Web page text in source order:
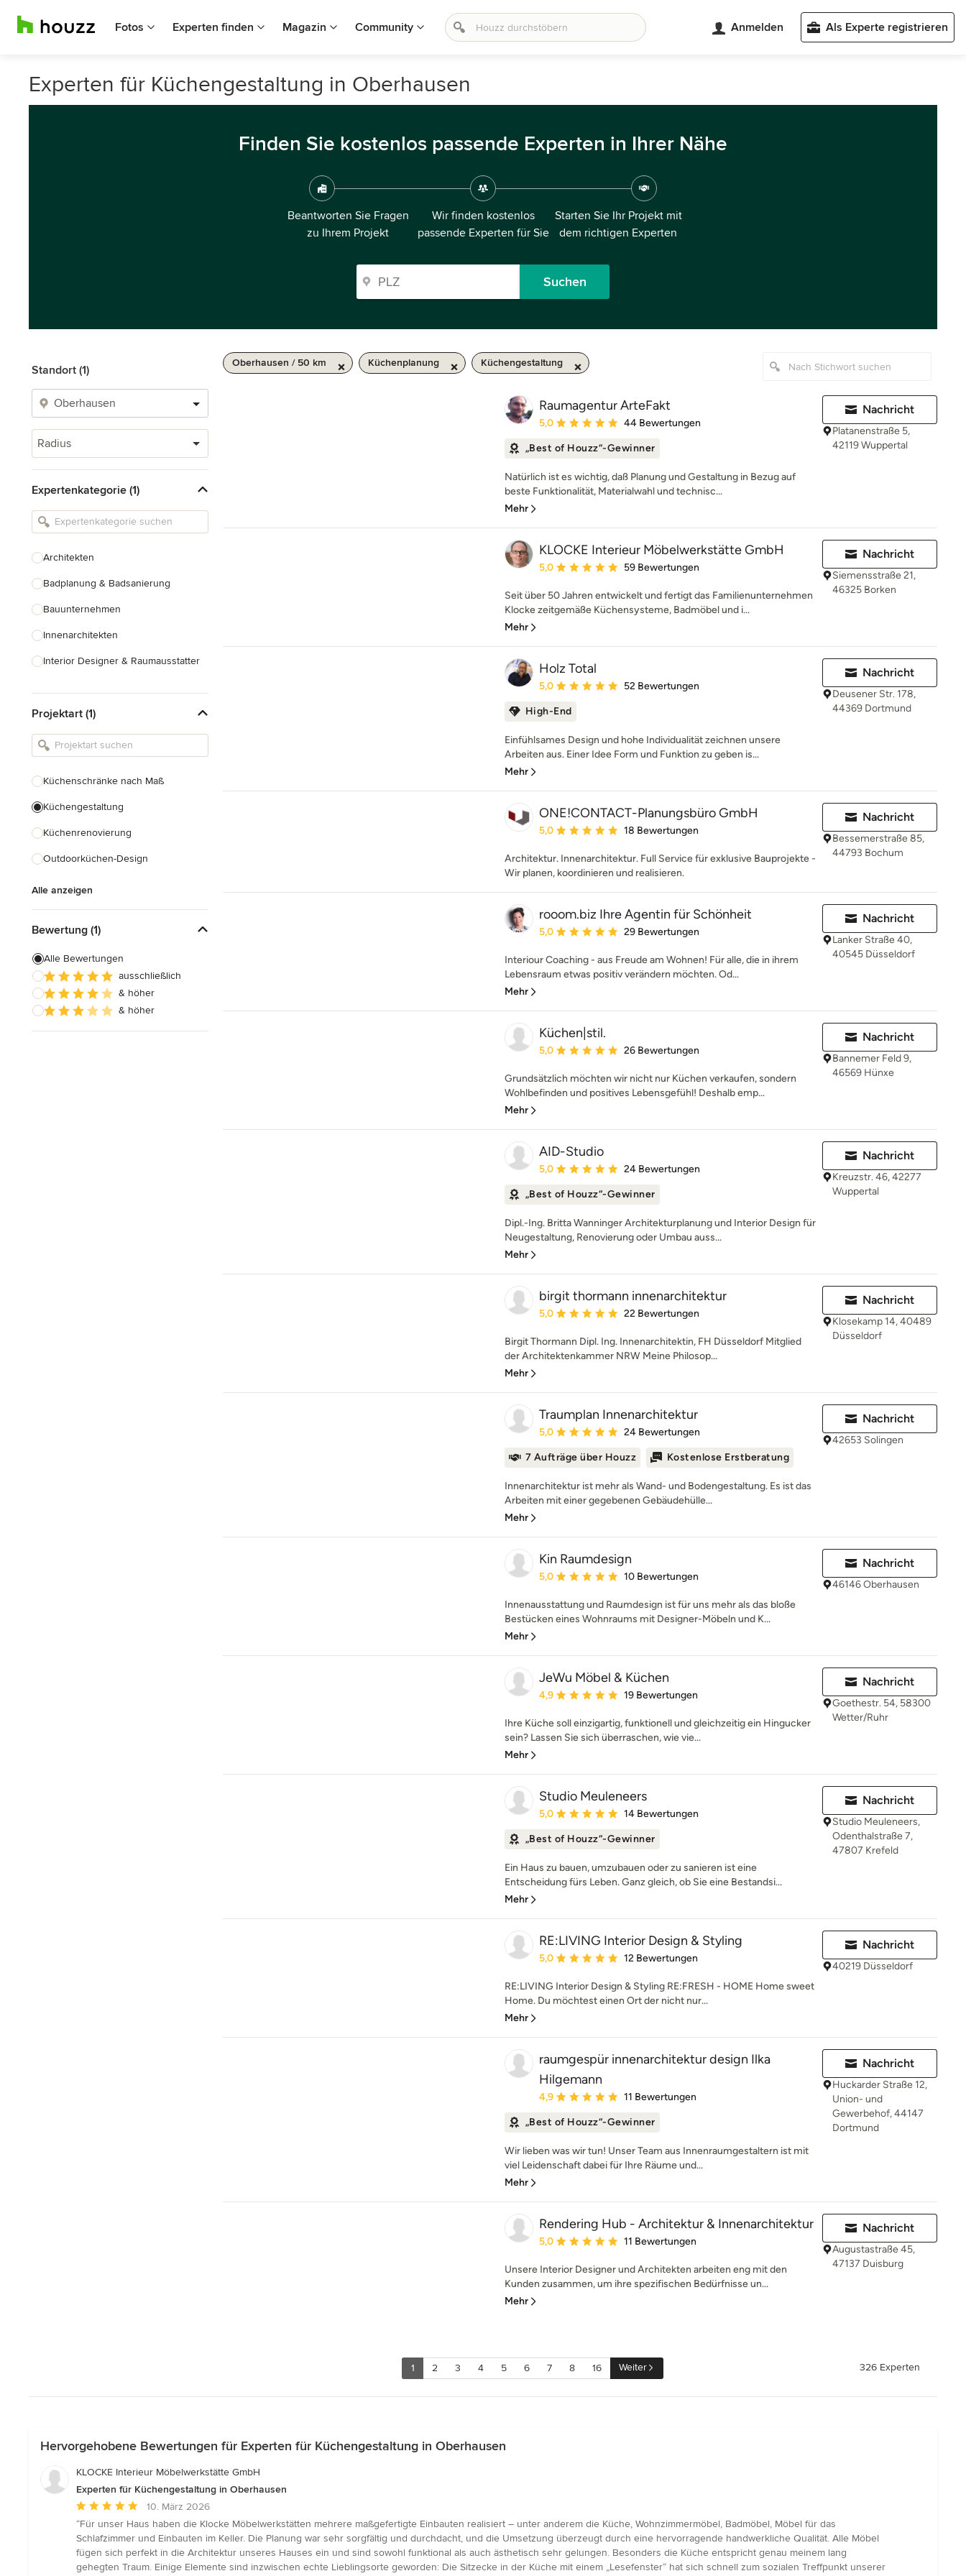
Fotos Experten finden Magazin Community Anmelden Als Experte registrieren
Experten für Küchengestaltung in Oberhausen
Finden Sie kostenlos passende Experten in Ihrer Nähe
Beantworten Sie Fragen
zu Ihrem Projekt
Wir finden kostenlos
passende Experten für Sie
Starten Sie Ihr Projekt mit
dem richtigen Experten
Suchen
Standort (1)
Radius
Expertenkategorie (1)
Architekten
Badplanung & Badsanierung
Bauunternehmen
Innenarchitekten
Interior Designer & Raumausstatter
Landschaftsarchitekten
Armaturen & Sanitärbedarf
Projektart (1)
Küchenschränke nach Maß
Küchengestaltung
Küchenrenovierung
Outdoorküchen-Design
Alle anzeigen
Bewertung (1)
Alle Bewertungen
ausschließlich
& höher
& höher
Oberhausen / 50 km Küchenplanung Küchengestaltung
Raumagentur ArteFakt
Durchschnittliche Bewertung: 5 von 5 Sternen
5,0 44 Bewertungen
„Best of Houzz“-Gewinner
Natürlich ist es wichtig, daß Planung und Gestaltung in Bezug auf
beste Funktionalität, Materialwahl und technisc...
Mehr
Nachricht
Platanenstraße 5,
42119 Wuppertal
KLOCKE Interieur Möbelwerkstätte GmbH
Durchschnittliche Bewertung: 5 von 5 Sternen
5,0 59 Bewertungen
Seit über 50 Jahren entwickelt und fertigt das Familienunternehmen
Klocke zeitgemäße Küchensysteme, Badmöbel und i...
Mehr
Nachricht
Siemensstraße 21,
46325 Borken
Holz Total
Durchschnittliche Bewertung: 5 von 5 Sternen
5,0 52 Bewertungen
High-End
Einfühlsames Design und hohe Individualität zeichnen unsere
Arbeiten aus. Einer Idee Form und Funktion zu geben is...
Mehr
Nachricht
Deusener Str. 178,
44369 Dortmund
ONE!CONTACT-Planungsbüro GmbH
Durchschnittliche Bewertung: 5 von 5 Sternen
5,0 18 Bewertungen
Architektur. Innenarchitektur. Full Service für exklusive Bauprojekte -
Wir planen, koordinieren und realisieren.
Nachricht
Bessemerstraße 85,
44793 Bochum
rooom.biz Ihre Agentin für Schönheit
Durchschnittliche Bewertung: 5 von 5 Sternen
5,0 29 Bewertungen
Interiour Coaching - aus Freude am Wohnen! Für alle, die in ihrem
Lebensraum etwas positiv verändern möchten. Od...
Mehr
Nachricht
Lanker Straße 40,
40545 Düsseldorf
Küchen|stil.
Durchschnittliche Bewertung: 5 von 5 Sternen
5,0 26 Bewertungen
Grundsätzlich möchten wir nicht nur Küchen verkaufen, sondern
Wohlbefinden und positives Lebensgefühl! Deshalb emp...
Mehr
Nachricht
Bannemer Feld 9,
46569 Hünxe
AID-Studio
Durchschnittliche Bewertung: 5 von 5 Sternen
5,0 24 Bewertungen
„Best of Houzz“-Gewinner
Dipl.-Ing. Britta Wanninger Architekturplanung und Interior Design für
Neugestaltung, Renovierung oder Umbau auss...
Mehr
Nachricht
Kreuzstr. 46, 42277
Wuppertal
birgit thormann innenarchitektur
Durchschnittliche Bewertung: 5 von 5 Sternen
5,0 22 Bewertungen
Birgit Thormann Dipl. Ing. Innenarchitektin, FH Düsseldorf Mitglied
der Architektenkammer NRW Meine Philosop...
Mehr
Nachricht
Klosekamp 14, 40489
Düsseldorf
Traumplan Innenarchitektur
Durchschnittliche Bewertung: 5 von 5 Sternen
5,0 24 Bewertungen
7 Aufträge über Houzz Kostenlose Erstberatung
Innenarchitektur ist mehr als Wand- und Bodengestaltung. Es ist das
Arbeiten mit einer gegebenen Gebäudehülle...
Mehr
Nachricht
42653 Solingen
Kin Raumdesign
Durchschnittliche Bewertung: 5 von 5 Sternen
5,0 10 Bewertungen
Innenausstattung und Raumdesign ist für uns mehr als das bloße
Bestücken eines Wohnraums mit Designer-Möbeln und K...
Mehr
Nachricht
46146 Oberhausen
JeWu Möbel & Küchen
Durchschnittliche Bewertung: 4.9 von 5 Sternen
4,9 19 Bewertungen
Ihre Küche soll einzigartig, funktionell und gleichzeitig ein Hingucker
sein? Lassen Sie sich überraschen, wie vie...
Mehr
Nachricht
Goethestr. 54, 58300
Wetter/Ruhr
Studio Meuleneers
Durchschnittliche Bewertung: 5 von 5 Sternen
5,0 14 Bewertungen
„Best of Houzz“-Gewinner
Ein Haus zu bauen, umzubauen oder zu sanieren ist eine
Entscheidung fürs Leben. Ganz gleich, ob Sie eine Bestandsi...
Mehr
Nachricht
Studio Meuleneers,
Odenthalstraße 7,
47807 Krefeld
RE:LIVING Interior Design & Styling
Durchschnittliche Bewertung: 5 von 5 Sternen
5,0 12 Bewertungen
RE:LIVING Interior Design & Styling RE:FRESH - HOME Home sweet
Home. Du möchtest einen Ort der nicht nur...
Mehr
Nachricht
40219 Düsseldorf
raumgespür innenarchitektur design Ilka
Hilgemann
Durchschnittliche Bewertung: 4.9 von 5 Sternen
4,9 11 Bewertungen
„Best of Houzz“-Gewinner
Wir lieben was wir tun! Unser Team aus Innenraumgestaltern ist mit
viel Leidenschaft dabei für Ihre Räume und...
Mehr
Nachricht
Huckarder Straße 12,
Union- und
Gewerbehof, 44147
Dortmund
Rendering Hub - Architektur & Innenarchitektur
Durchschnittliche Bewertung: 5 von 5 Sternen
5,0 11 Bewertungen
Unsere Interior Designer und Architekten arbeiten eng mit den
Kunden zusammen, um ihre spezifischen Bedürfnisse un...
Mehr
Nachricht
Augustastraße 45,
47137 Duisburg
1 2 3 4 5 6 7 8 16 Weiter 326 Experten
Hervorgehobene Bewertungen für Experten für Küchengestaltung in Oberhausen
KLOCKE Interieur Möbelwerkstätte GmbH
Experten für Küchengestaltung in Oberhausen
Durchschnittliche
Bewertung:
5
von
5
10. März 2026
“Für unser Haus haben die Klocke Möbelwerkstätten mehrere maßgefertigte Einbauten realisiert – unter anderem die Küche, Wohnzimmermöbel, Badmöbel, Möbel für das
Schlafzimmer und Einbauten im Keller. Die Planung war sehr sorgfältig und durchdacht, und die Umsetzung überzeugt durch eine hervorragende handwerkliche Qualität. Alle Möbel
fügen sich perfekt in die Architektur unseres Hauses ein und sind sowohl funktional als auch ästhetisch sehr gelungen. Besonders die Küche entspricht genau meinem lang
gehegten Traum. Einige Elemente sind inzwischen echte Lieblingsorte geworden: Die Sitzecke in der Küche mit einem „Lesefenster“ hat sich schnell zum sozialen Treffpunkt unserer